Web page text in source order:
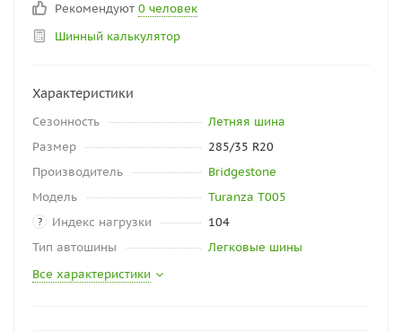
Рекомендуют 0 человек
Шинный калькулятор
Характеристики
Сезонность
Летняя шина
Размер
285/35 R20
Производитель
Bridgestone
Модель
Turanza T005
? Индекс нагрузки
104
Тип автошины
Легковые шины
Все характеристики